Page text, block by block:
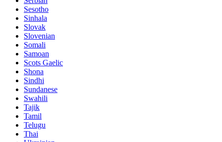
Sesotho
Sinhala
Slovak
Slovenian
Somali
Samoan
Scots Gaelic
Shona
Sindhi
Sundanese
Swahili
Tajik
Tamil
Telugu
Thai